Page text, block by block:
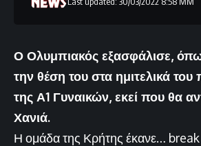
Ο Ολυμπιακός εξασφάλισε,
την θέση του στα ημιτελικά
της Α1 Γυναικών, εκεί που θα
Χανιά.
Η ομάδα της Κρήτης έκανε…